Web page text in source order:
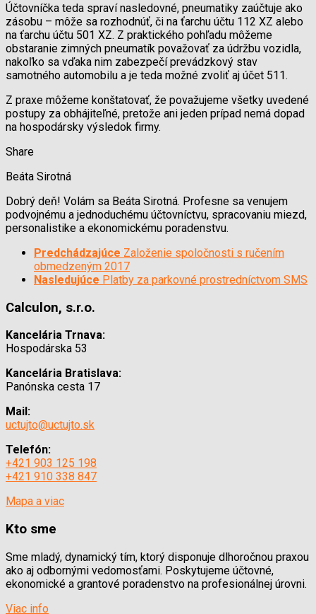
Účtovníčka teda spraví nasledovné, pneumatiky zaúčtuje ako
zásobu – môže sa rozhodnúť, či na ťarchu účtu 112 XZ alebo
na ťarchu účtu 501 XZ. Z praktického pohľadu môžeme
obstaranie zimných pneumatík považovať za údržbu vozidla,
nakoľko sa vďaka nim zabezpečí prevádzkový stav
samotného automobilu a je teda možné zvoliť aj účet 511.
Z praxe môžeme konštatovať, že považujeme všetky uvedené
postupy za obhájiteľné, pretože ani jeden prípad nemá dopad
na hospodársky výsledok firmy.
Share
Beáta Sirotná
Dobrý deň! Volám sa Beáta Sirotná. Profesne sa venujem
podvojnému a jednoduchému účtovníctvu, spracovaniu miezd,
personalistike a ekonomickému poradenstvu.
Predchádzajúce Založenie spoločnosti s ručením
obmedzeným 2017
Nasledujúce Platby za parkovné prostredníctvom SMS
Calculon, s.r.o.
Kancelária Trnava:
Hospodárska 53
Kancelária Bratislava:
Panónska cesta 17
Mail:
uctujto@uctujto.sk
Telefón:
+421 903 125 198
+421 910 338 847
Mapa a viac
Kto sme
Sme mladý, dynamický tím, ktorý disponuje dlhoročnou praxou
ako aj odbornými vedomosťami. Poskytujeme účtovné,
ekonomické a grantové poradenstvo na profesionálnej úrovni.
Viac info